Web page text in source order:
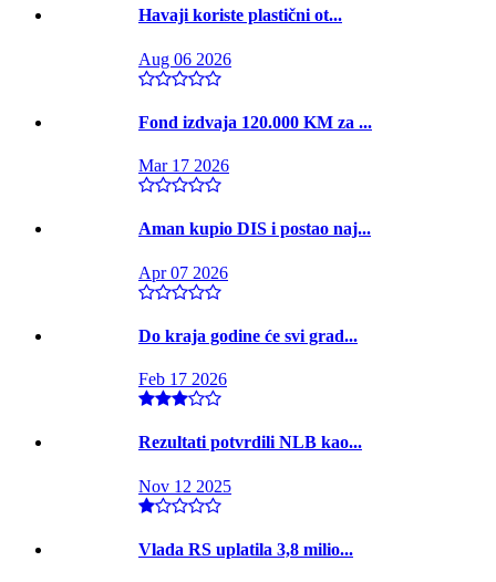
Havaji koriste plastični ot...
Aug 06 2026
Fond izdvaja 120.000 KM za ...
Mar 17 2026
Aman kupio DIS i postao naj...
Apr 07 2026
Do kraja godine će svi grad...
Feb 17 2026
Rezultati potvrdili NLB kao...
Nov 12 2025
Vlada RS uplatila 3,8 milio...